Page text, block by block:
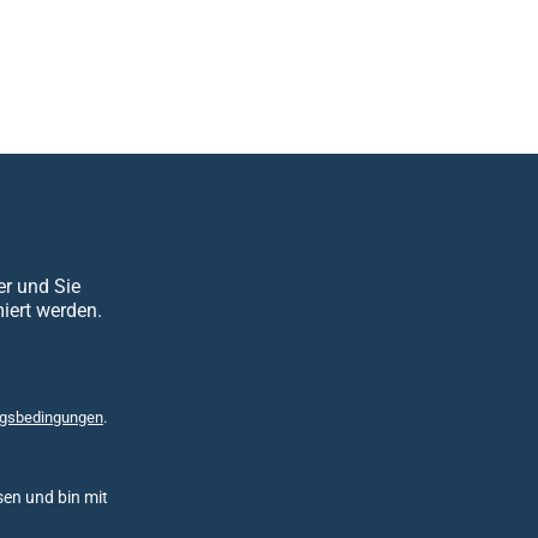
und Sie
werden.
.
und bin mit